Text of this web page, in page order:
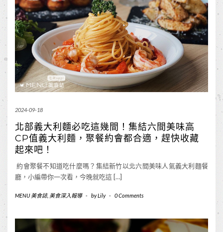
2024-09-18
北部義大利麵必吃這幾間！集結六間美味高
CP值義大利麵，聚餐約會都合適，趕快收藏
起來吧！
約會聚餐不知道吃什麼嗎？集結新竹以北六間美味人氣義大利麵餐
廳，小編帶你一次看，今晚就吃這 […]
MENU 美食誌, 美食深入報導 - byLily - 0 Comments